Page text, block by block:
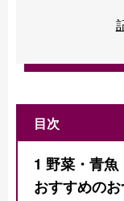
目次
1 野菜・青魚
おすすめの